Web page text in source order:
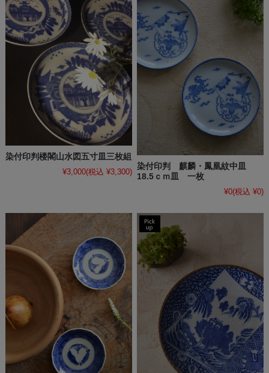
染付印判楼閣山水図五寸皿三枚組
¥3,000(税込 ¥3,300)
染付印判 麒麟・鳳凰紋中皿
18.5ｃｍ皿 一枚
¥0(税込 ¥0)